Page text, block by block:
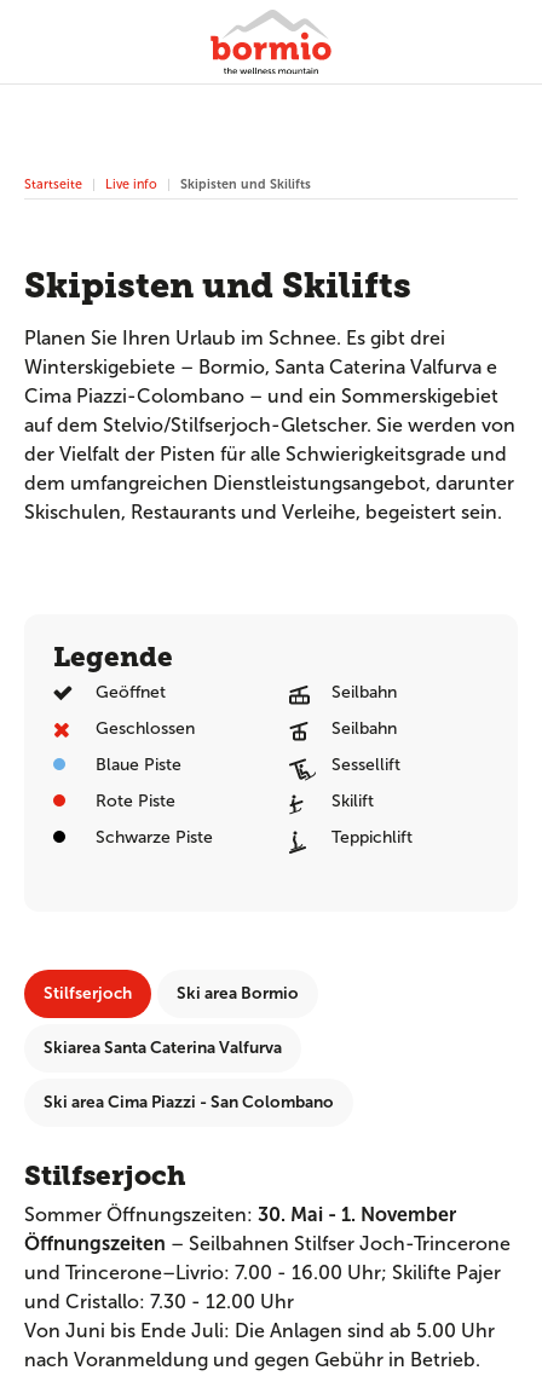
Startseite Live info Skipisten und Skilifts
Skipisten und Skilifts
Planen Sie Ihren Urlaub im Schnee. Es gibt drei
Winterskigebiete – Bormio, Santa Caterina Valfurva e
Cima Piazzi-Colombano – und ein Sommerskigebiet
auf dem Stelvio/Stilfserjoch-Gletscher. Sie werden von
der Vielfalt der Pisten für alle Schwierigkeitsgrade und
dem umfangreichen Dienstleistungsangebot, darunter
Skischulen, Restaurants und Verleihe, begeistert sein.
Legende
Geöffnet
Geschlossen
Blaue Piste
Rote Piste
Schwarze Piste
Seilbahn
Seilbahn
Sessellift
Skilift
Teppichlift
Stilfserjoch Ski area Bormio
Skiarea Santa Caterina Valfurva
Ski area Cima Piazzi - San Colombano
Stilfserjoch
Sommer Öffnungszeiten: 30. Mai - 1. November
Öffnungszeiten – Seilbahnen Stilfser Joch-Trincerone
und Trincerone–Livrio: 7.00 - 16.00 Uhr; Skilifte Pajer
und Cristallo: 7.30 - 12.00 Uhr
Von Juni bis Ende Juli: Die Anlagen sind ab 5.00 Uhr
nach Voranmeldung und gegen Gebühr in Betrieb.